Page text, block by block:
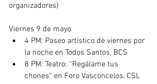
organizadores)
Viernes 9 de mayo
4 PM: Paseo artístico de viernes por
la noche en Todos Santos, BCS
8 PM: Teatro: “Regálame tus
chones” en Foro Vasconcelos, CSL